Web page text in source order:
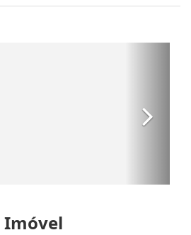
Imóvel